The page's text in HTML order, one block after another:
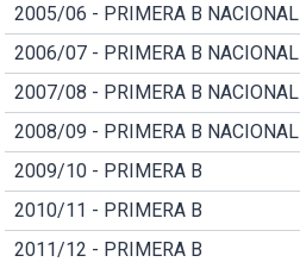
2005/06 - PRIMERA B NACIONAL
2006/07 - PRIMERA B NACIONAL
2007/08 - PRIMERA B NACIONAL
2008/09 - PRIMERA B NACIONAL
2009/10 - PRIMERA B
2010/11 - PRIMERA B
2011/12 - PRIMERA B